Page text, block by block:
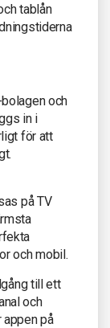
tablån
och
in i
för att
på TV
och mobil.
till ett
och
appen på